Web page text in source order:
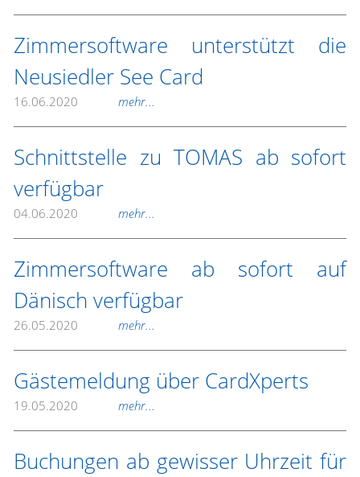
Zimmersoftware unterstützt die
Neusiedler See Card
16.06.2020 mehr...
Schnittstelle zu TOMAS ab sofort
verfügbar
04.06.2020 mehr...
Zimmersoftware ab sofort auf
Dänisch verfügbar
26.05.2020 mehr...
Gästemeldung über CardXperts
19.05.2020 mehr...
Buchungen ab gewisser Uhrzeit für